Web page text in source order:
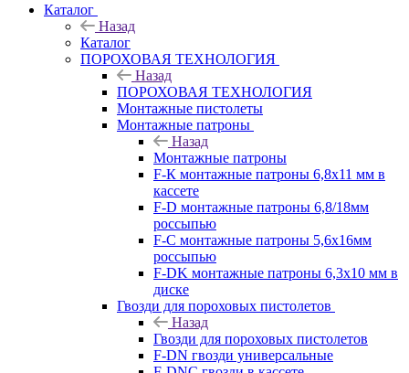
Каталог
Назад
Каталог
ПОРОХОВАЯ ТЕХНОЛОГИЯ
Назад
ПОРОХОВАЯ ТЕХНОЛОГИЯ
Монтажные пистолеты
Монтажные патроны
Назад
Монтажные патроны
F-К монтажные патроны 6,8х11 мм в
кассете
F-D монтажные патроны 6,8/18мм
россыпью
F-C монтажные патроны 5,6х16мм
россыпью
F-DK монтажные патроны 6,3х10 мм в
диске
Гвозди для пороховых пистолетов
Назад
Гвозди для пороховых пистолетов
F-DN гвозди универсальные